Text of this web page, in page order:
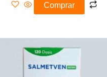
Comprar